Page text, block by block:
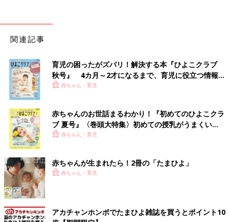
関連記事
育児の困ったがズバリ！解決する本『ひよこクラブ
秋号』 4カ月～2才になるまで、育児に役立つ情報が
いっぱい！
赤ちゃん・育児
赤ちゃんのお世話まるわかり！『初めてのひよこクラ
ブ 夏号』〈巻頭大特集〉初めての授乳がうまくい
く！ おっぱい・ミルクの基本と夏のトラブル 解決テ
赤ちゃん・育児
赤ちゃんが生まれたら！2冊の「たまひよ」
赤ちゃん・育児
アカチャンホンポでたまひよ雑誌を買うとポイント10